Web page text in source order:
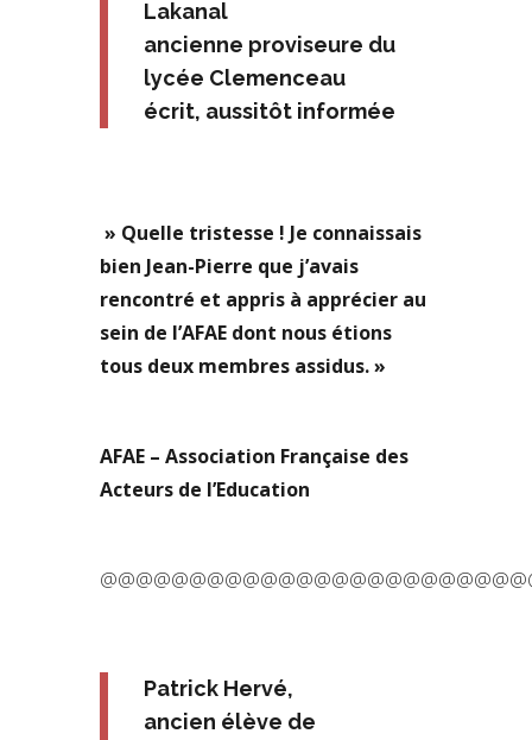
Lakanal
ancienne proviseure du
lycée Clemenceau
écrit, aussitôt informée
» Quelle tristesse ! Je connaissais
bien Jean-Pierre que j’avais
rencontré et appris à apprécier au
sein de l’AFAE dont nous étions
tous deux membres assidus. »
AFAE – Association Française des
Acteurs de l’Education
Patrick Hervé,
ancien élève de